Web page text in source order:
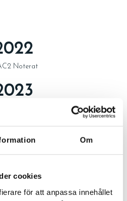
Om
cookies
för att anpassa innehållet
Noterat